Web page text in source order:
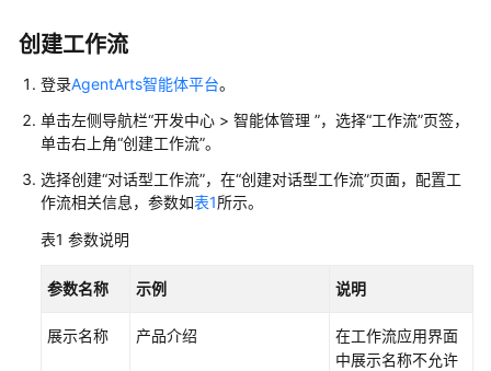
营
维
OfficeAce
版)
最
实
创建工作流
登录AgentArts智能体平台。
单击左侧导航栏“开发中心 > 智能体管理 ”，选择“工作流”页签，
单击右上角“创建工作流”。
选择创建“对话型工作流”，在“创建对话型工作流”页面，配置工
作流相关信息，参数如表1所示。
表1 参数说明
参数名称 示例 说明
展示名称 产品介绍
在工作流应用界面
中展示名称不允许